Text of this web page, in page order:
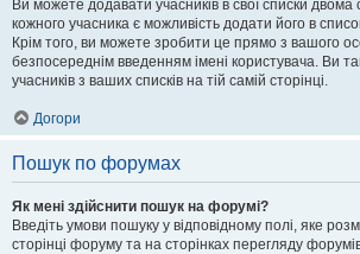
Ви можете додавати учасників в свої списки
кожного учасника є можливість додати його в
Крім того, ви можете зробити це прямо з вашого
безпосереднім введенням імені користувача. Ви
учасників з ваших списків на тій самій сторінці.
Догори
Пошук по форумах
Як мені здійснити пошук на форумі?
Введіть умови пошуку у відповідному полі, яке
сторінці форуму та на сторінках перегляду